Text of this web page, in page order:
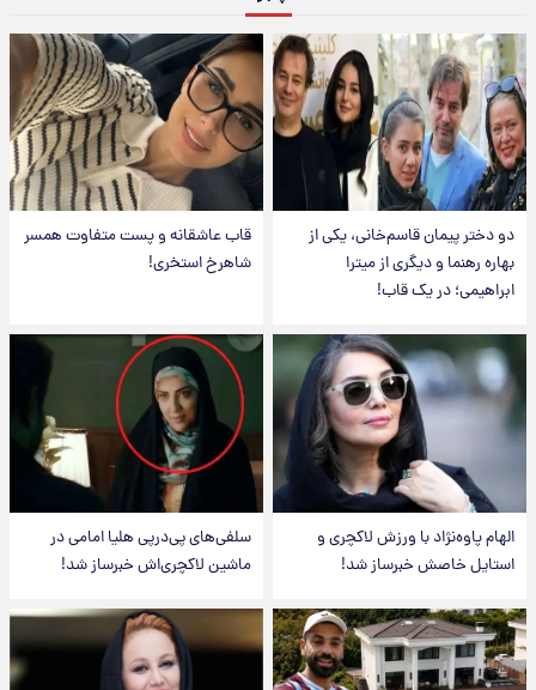
دو دختر پیمان قاسم‌خانی، یکی از
بهاره رهنما و دیگری از میترا
ابراهیمی؛ در یک قاب!
قاب عاشقانه و پست متفاوت همسر
شاهرخ استخری!
الهام پاوه‌نژاد با ورزش لاکچری و
استایل خاصش خبرساز شد!
سلفی‌های پی‌درپی هلیا امامی در
ماشین لاکچری‌اش خبرساز شد!